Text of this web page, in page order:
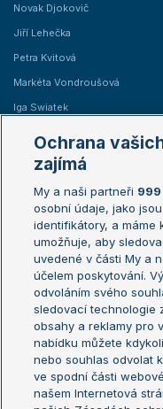
Novak Djokovič
Jiří Lehečka
Petra Kvitová
Markéta Vondroušová
Iga Swiatek
Žebříčky
Žebříček ATP (muži)
Žebříček WTA (ženy)
Sázkařský žebříček
Aktualní trendy
Fotbalové přestupy
Livesport Daily
Ochrana
zajímá
My a naši partneři 999
osobní údaje, jako
identifikátory, a máme
umožňuje, aby
uvedené v části My a
účelem poskytování.
odvoláním svého
sledovací technologie
obsahy a reklamy pro
nabídku můžete
nebo souhlas odvolat
ve spodní části
našem Internetová